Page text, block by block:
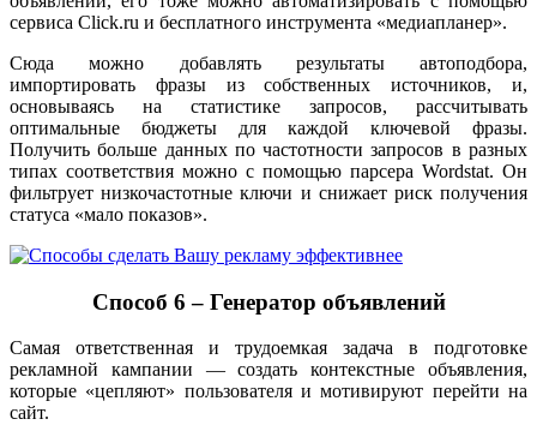
сервиса Click.ru и бесплатного инструмента «медиапланер».
Сюда можно добавлять результаты автоподбора,
импортировать фразы из собственных источников, и,
основываясь на статистике запросов, рассчитывать
оптимальные бюджеты для каждой ключевой фразы.
Получить больше данных по частотности запросов в разных
типах соответствия можно с помощью парсера Wordstat. Он
фильтрует низкочастотные ключи и снижает риск получения
статуса «мало показов».
Способ 6 – Генератор объявлений
Самая ответственная и трудоемкая задача в подготовке
рекламной кампании — создать контекстные объявления,
которые «цепляют» пользователя и мотивируют перейти на
сайт.